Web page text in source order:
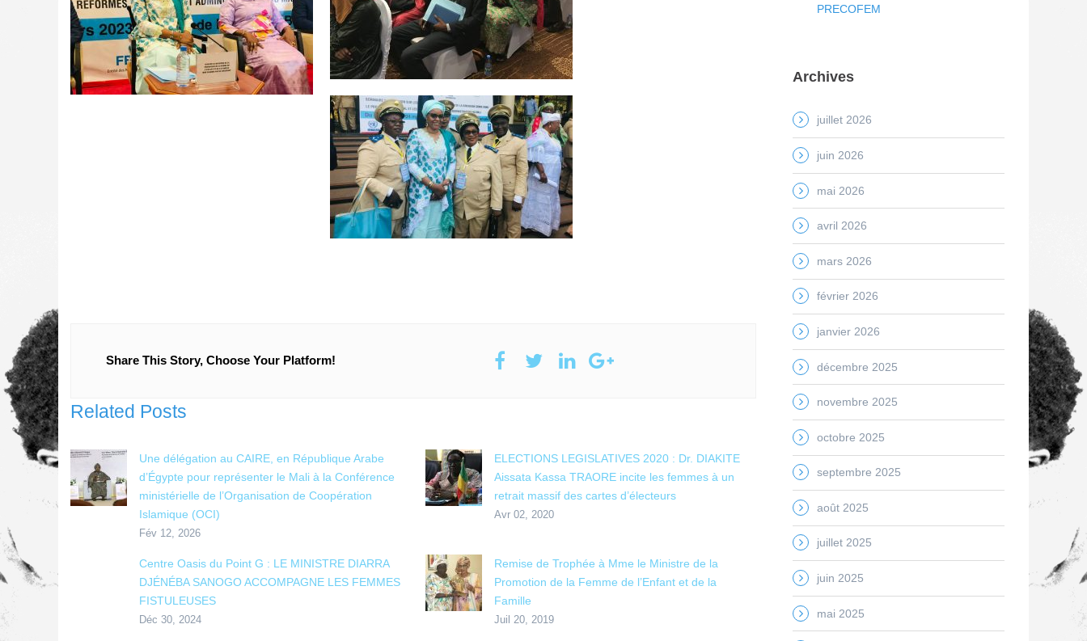
Share This Story, Choose Your Platform!
Related Posts
Une délégation au CAIRE, en République Arabe
d’Égypte pour représenter le Mali à la Conférence
ministérielle de l’Organisation de Coopération
Islamique (OCI)
Fév 12, 2026
ELECTIONS LEGISLATIVES 2020 : Dr. DIAKITE
Aissata Kassa TRAORE incite les femmes à un
retrait massif des cartes d’électeurs
Avr 02, 2020
Centre Oasis du Point G : LE MINISTRE DIARRA
DJÉNÉBA SANOGO ACCOMPAGNE LES FEMMES
FISTULEUSES
Déc 30, 2024
Remise de Trophée à Mme le Ministre de la
Promotion de la Femme de l’Enfant et de la
Famille
Juil 20, 2019
PRECOFEM
Archives
juillet 2026
juin 2026
mai 2026
avril 2026
mars 2026
février 2026
janvier 2026
décembre 2025
novembre 2025
octobre 2025
septembre 2025
août 2025
juillet 2025
juin 2025
mai 2025